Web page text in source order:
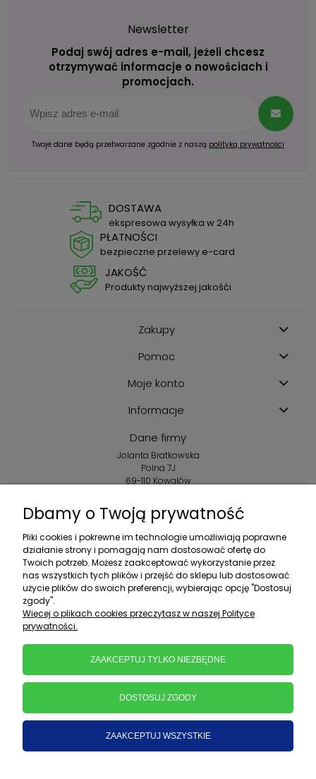
Newsletter
Podaj swój adres e-mail, jeżeli chcesz
otrzymywać informacje o nowościach i
promocjach.
Twoje dane będą przetwarzane zgodnie z naszą polityką prywatności
DOSTAWA
ekspresowa wysyłka w 24h
PŁATNOŚCI
bezpieczne przelewy e-card
JAKOŚĆ
Produkty najwyższej jakośći
Zakupy
Pomoc
Moje konto
Informacje
Dane firmy
Jolanta Bratkowska
Polna 7J
69-110 Kowalów
+48 602 356 983
pon.-pt.: 10:00-16:00
sklep@ebratek.pl
Dbamy o Twoją prywatność
Pliki cookies i pokrewne im technologie umożliwiają poprawne
działanie strony i pomagają nam dostosować ofertę do
Twoich potrzeb. Możesz zaakceptować wykorzystanie przez
nas wszystkich tych plików i przejść do sklepu lub dostosować
użycie plików do swoich preferencji, wybierając opcję "Dostosuj
zgody".
Więcej o plikach cookies przeczytasz w naszej Polityce
prywatności.
ZAAKCEPTUJ TYLKO NIEZBĘDNE
DOSTOSUJ ZGODY
ZAAKCEPTUJ WSZYSTKIE